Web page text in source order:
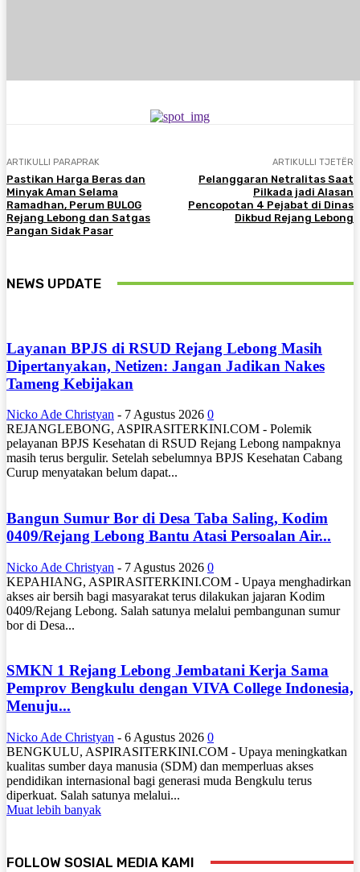
ARTIKULLI PARAPRAK
Pastikan Harga Beras dan
Minyak Aman Selama
Ramadhan, Perum BULOG
Rejang Lebong dan Satgas
Pangan Sidak Pasar
ARTIKULLI TJETËR
Pelanggaran Netralitas Saat
Pilkada jadi Alasan
Pencopotan 4 Pejabat di Dinas
Dikbud Rejang Lebong
NEWS UPDATE
Layanan BPJS di RSUD Rejang Lebong Masih
Dipertanyakan, Netizen: Jangan Jadikan Nakes
Tameng Kebijakan
Nicko Ade Christyan - 7 Agustus 2026 0
REJANGLEBONG, ASPIRASITERKINI.COM - Polemik
pelayanan BPJS Kesehatan di RSUD Rejang Lebong nampaknya
masih terus bergulir. Setelah sebelumnya BPJS Kesehatan Cabang
Curup menyatakan belum dapat...
Bangun Sumur Bor di Desa Taba Saling, Kodim
0409/Rejang Lebong Bantu Atasi Persoalan Air...
Nicko Ade Christyan - 7 Agustus 2026 0
KEPAHIANG, ASPIRASITERKINI.COM - Upaya menghadirkan
akses air bersih bagi masyarakat terus dilakukan jajaran Kodim
0409/Rejang Lebong. Salah satunya melalui pembangunan sumur
bor di Desa...
SMKN 1 Rejang Lebong Jembatani Kerja Sama
Pemprov Bengkulu dengan VIVA College Indonesia,
Menuju...
Nicko Ade Christyan - 6 Agustus 2026 0
BENGKULU, ASPIRASITERKINI.COM - Upaya meningkatkan
kualitas sumber daya manusia (SDM) dan memperluas akses
pendidikan internasional bagi generasi muda Bengkulu terus
diperkuat. Salah satunya melalui...
Muat lebih banyak
FOLLOW SOSIAL MEDIA KAMI